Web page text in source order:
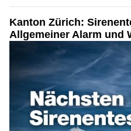
Kanton Zürich:
Allgemeiner Alarm und